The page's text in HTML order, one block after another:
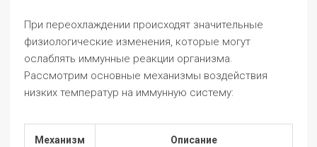
При переохлаждении происходят значительные
физиологические изменения, которые могут
ослаблять иммунные реакции организма.
Рассмотрим основные механизмы воздействия
низких температур на иммунную систему:
Механизм Описание